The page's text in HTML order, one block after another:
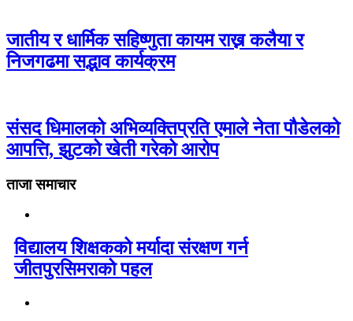
जातीय र धार्मिक सहिष्णुता कायम राख्न कलैया र
निजगढमा सद्भाव कार्यक्रम
संसद धिमालको अभिव्यक्तिप्रति एमाले नेता पौडेलको
आपत्ति, झुटको खेती गरेको आरोप
ताजा समाचार
विद्यालय शिक्षकको मर्यादा संरक्षण गर्न
जीतपुरसिमराको पहल